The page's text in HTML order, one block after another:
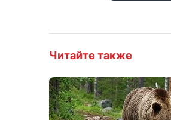
Читайте также